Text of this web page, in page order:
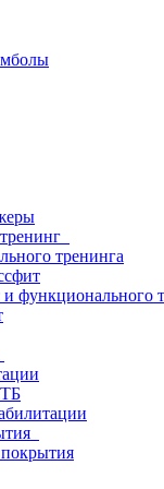
тренинга
функционального